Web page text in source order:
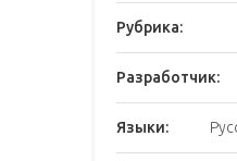
Рубрика:
Разработчик:
Языки: